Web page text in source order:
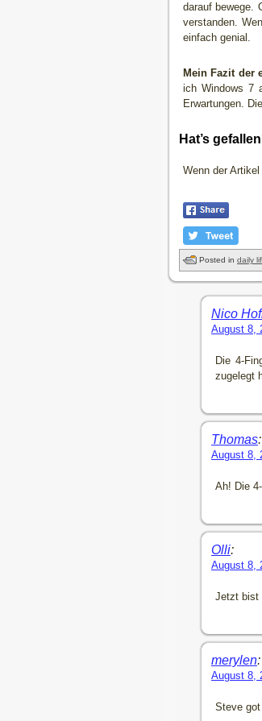
darauf bewege.
verstanden.
einfach genial.
Mein Fazit der
ich Windows 7
Erwartungen.
Hat’s
Wenn der
Posted in daily
Nico
August 8,
Die 4-
zugelegt
Thomas:
August 8,
Ah! Die
Olli:
August 8,
Jetzt bist
merylen:
August 8,
Steve